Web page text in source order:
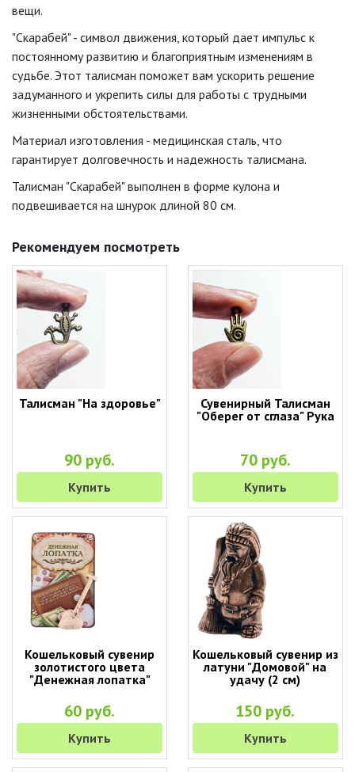
вещи.
"Скарабей" - символ движения, который дает импульс к
постоянному развитию и благоприятным изменениям в
судьбе. Этот талисман поможет вам ускорить решение
задуманного и укрепить силы для работы с трудными
жизненными обстоятельствами.
Материал изготовления - медицинская сталь, что
гарантирует долговечность и надежность талисмана.
Талисман "Скарабей" выполнен в форме кулона и
подвешивается на шнурок длиной 80 см.
Рекомендуем посмотреть
Талисман "На здоровье"
90 руб.
Купить
Сувенирный Талисман
"Оберег от сглаза" Рука
70 руб.
Купить
Кошельковый сувенир
золотистого цвета
"Денежная лопатка"
60 руб.
Купить
Кошельковый сувенир из
латуни "Домовой" на
удачу (2 см)
150 руб.
Купить